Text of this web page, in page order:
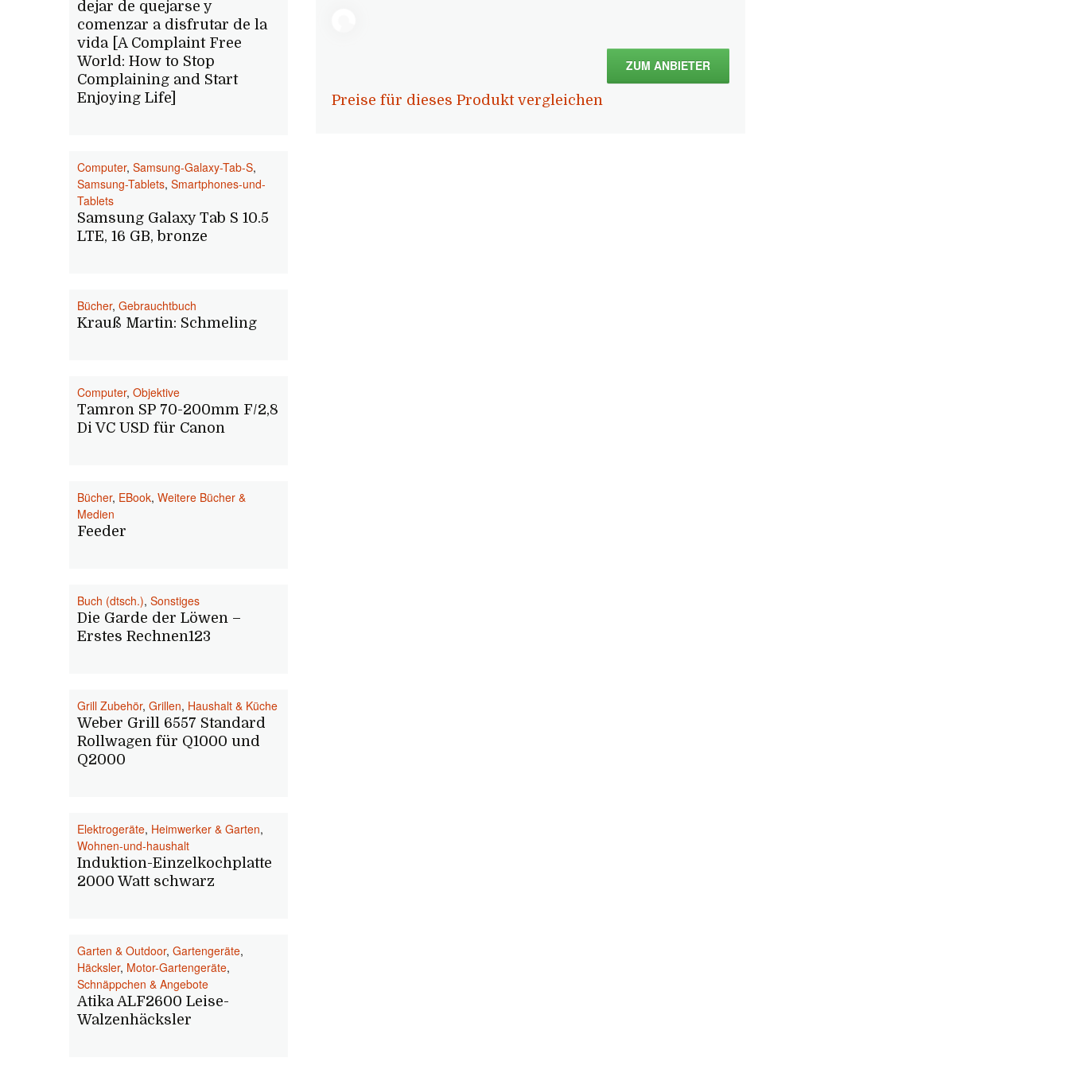
ZUM ANBIETER
Preise für dieses Produkt vergleichen
dejar de quejarse y
comenzar a disfrutar de la
vida [A Complaint Free
World: How to Stop
Complaining and Start
Enjoying Life]
Computer, Samsung-Galaxy-Tab-S,
Samsung-Tablets, Smartphones-und-
Tablets
Samsung Galaxy Tab S 10.5
LTE, 16 GB, bronze
Bücher, Gebrauchtbuch
Krauß Martin: Schmeling
Computer, Objektive
Tamron SP 70-200mm F/2,8
Di VC USD für Canon
Bücher, EBook, Weitere Bücher &
Medien
Feeder
Buch (dtsch.), Sonstiges
Die Garde der Löwen –
Erstes Rechnen123
Grill Zubehör, Grillen, Haushalt & Küche
Weber Grill 6557 Standard
Rollwagen für Q1000 und
Q2000
Elektrogeräte, Heimwerker & Garten,
Wohnen-und-haushalt
Induktion-Einzelkochplatte
2000 Watt schwarz
Garten & Outdoor, Gartengeräte,
Häcksler, Motor-Gartengeräte,
Schnäppchen & Angebote
Atika ALF2600 Leise-
Walzenhäcksler